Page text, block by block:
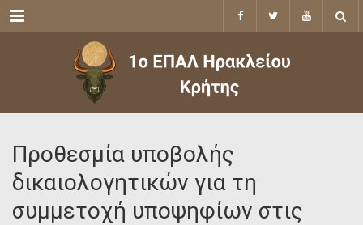
Menu
Προθεσμία υποβολής
δικαιολογητικών για τη
συμμετοχή υποψηφίων στις